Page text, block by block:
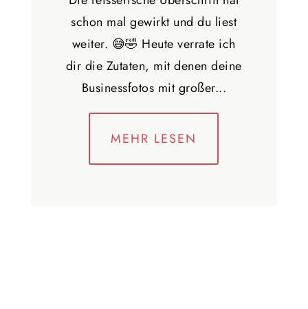
schon mal gewirkt und du liest
weiter. 😅🤣 Heute verrate ich
dir die Zutaten, mit denen deine
Businessfotos mit großer...
MEHR LESEN